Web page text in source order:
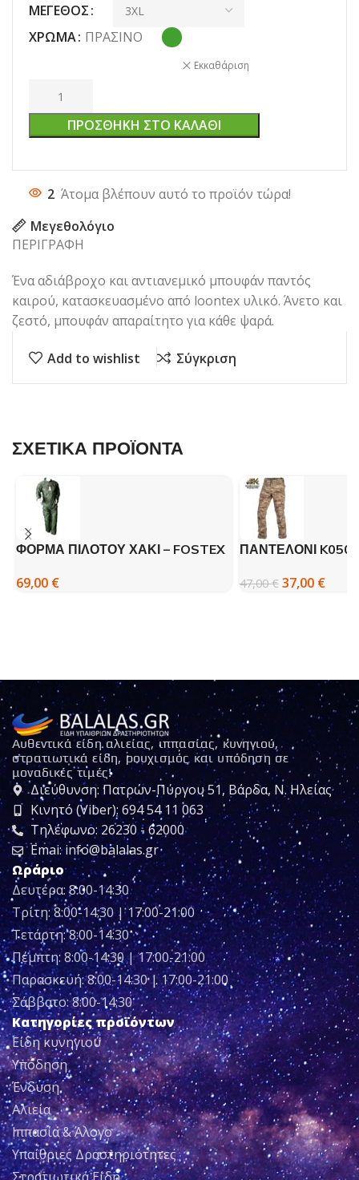
ΜΈΓΕΘΟΣ
ΧΡΏΜΑ ΠΡΆΣΙΝΟ
Εκκαθάριση
ΠΡΟΣΘΉΚΗ ΣΤΟ ΚΑΛΆΘΙ
2 Άτομα βλέπουν αυτό το προϊόν τώρα!
Μεγεθολόγιο
ΠΕΡΙΓΡΑΦΗ
Ένα αδιάβροχο και αντιανεμικό μπουφάν παντός
καιρού, κατασκευασμένο από loontex υλικό. Άνετο και
ζεστό, μπουφάν απαραίτητο για κάθε ψαρά.
Add to wishlist Σύγκριση
ΣΧΕΤΙΚΑ ΠΡΟΪΟΝΤΑ
ΦΟΡΜΑ ΠΙΛΟΤΟΥ ΧΑΚΙ – FOSTEX
69,00 €
ΠΑΝΤΕΛΟΝΙ
47,00€ 37,00 €
Αυθεντικά είδη αλιείας, ιππασίας, κυνηγιού,
στρατιωτικά είδη, ρουχισμός και υπόδηση σε
μοναδικές τιμές!
Διεύθυνση: Πατρών-Πύργου 51, Βάρδα, Ν. Ηλείας
Κινητό (Viber): 694 54 11 063
Τηλέφωνο: 26230 - 62000
Emai: info@balalas.gr
Ωράριο
Δευτέρα: 8:00-14:30
Τρίτη: 8:00-14:30 | 17:00-21:00
Τετάρτη: 8:00-14:30
Πέμπτη: 8:00-14:30 | 17:00-21:00
Παρασκευή: 8:00-14:30 | 17:00-21:00
Σάββατο: 8:00-14:30
Κατηγορίες προϊόντων
Είδη κυνηγιού
Υπόδηση
Ένδυση
Αλιεία
Ιππασία & Άλογο
Υπαίθριες Δραστηριότητες